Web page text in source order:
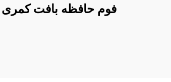
فوم حافظه بافت کمری